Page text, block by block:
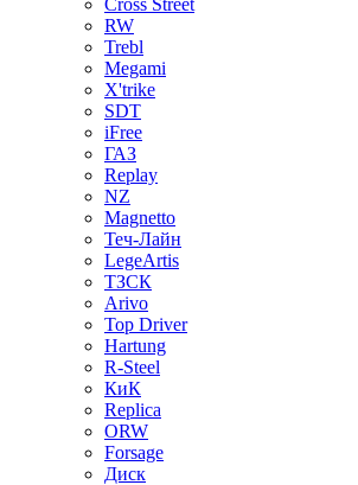
Cross Street
RW
Trebl
Megami
X'trike
SDT
iFree
ГАЗ
Replay
NZ
Magnetto
Теч-Лайн
LegeArtis
ТЗСК
Arivo
Top Driver
Hartung
R-Steel
КиК
Replica
ORW
Forsage
Диск